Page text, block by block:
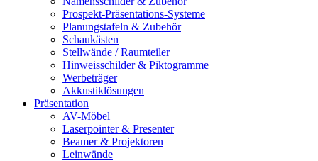
Prospekt-Präsentations-Systeme
Planungstafeln & Zubehör
Schaukästen
Stellwände / Raumteiler
Hinweisschilder & Piktogramme
Werbeträger
Akkustiklösungen
Präsentation
AV-Möbel
Laserpointer & Presenter
Beamer & Projektoren
Leinwände